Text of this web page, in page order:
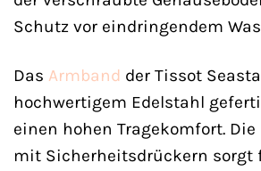
Schutz vor eindringendem
Das Armband der Tissot
hochwertigem Edelstahl
einen hohen Tragekomfort.
mit Sicherheitsdrückern sorgt